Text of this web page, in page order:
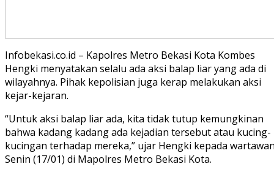
Infobekasi.co.id – Kapolres Metro Bekasi Kota Kombes
Hengki menyatakan selalu ada aksi balap liar yang ada di
wilayahnya. Pihak kepolisian juga kerap melakukan aksi
kejar-kejaran.
“Untuk aksi balap liar ada, kita tidak tutup kemungkinan
bahwa kadang kadang ada kejadian tersebut atau kucing-
kucingan terhadap mereka,” ujar Hengki kepada
Senin (17/01) di Mapolres Metro Bekasi Kota.